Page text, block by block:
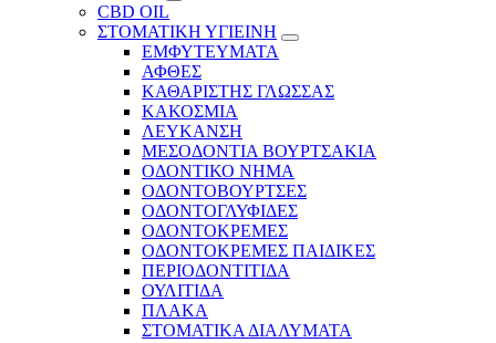
CBD OIL
ΣΤΟΜΑΤΙΚΗ ΥΓΙΕΙΝΗ
ΕΜΦΥΤΕΥΜΑΤΑ
ΑΦΘΕΣ
ΚΑΘΑΡΙΣΤΗΣ ΓΛΩΣΣΑΣ
ΚΑΚΟΣΜΙΑ
ΛΕΥΚΑΝΣΗ
ΜΕΣΟΔΟΝΤΙΑ ΒΟΥΡΤΣΑΚΙΑ
ΟΔΟΝΤΙΚΟ ΝΗΜΑ
ΟΔΟΝΤΟΒΟΥΡΤΣΕΣ
ΟΔΟΝΤΟΓΛΥΦΙΔΕΣ
ΟΔΟΝΤΟΚΡΕΜΕΣ
ΟΔΟΝΤΟΚΡΕΜΕΣ ΠΑΙΔΙΚΕΣ
ΠΕΡΙΟΔΟΝΤΙΤΙΔΑ
ΟΥΛΙΤΙΔΑ
ΠΛΑΚΑ
ΣΤΟΜΑΤΙΚΑ ΔΙΑΛΥΜΑΤΑ